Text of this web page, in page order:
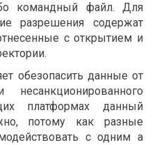
командный файл. Для
разрешения содержат
с открытием и
обезопасить данные от
платформах данный
потому как разные
с одним а